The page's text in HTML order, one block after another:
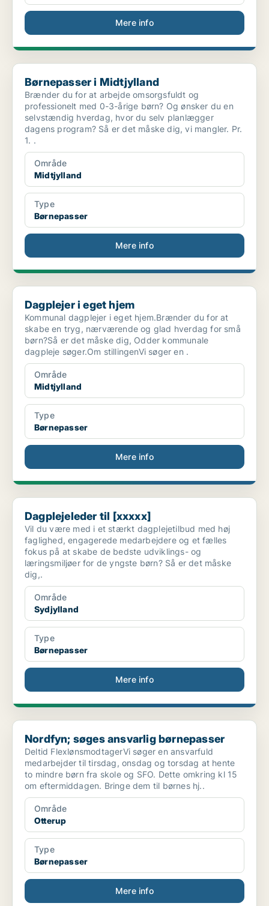
Mere info
Børnepasser i Midtjylland
Børnepasser i Midtjylland
Brænder du for at arbejde omsorgsfuldt og
professionelt med 0-3-årige børn? Og ønsker du en
selvstændig hverdag, hvor du selv planlægger
dagens program? Så er det måske dig, vi mangler. Pr.
1. .
Område
Midtjylland
Type
Børnepasser
Mere info
Dagplejer i eget hjem
Dagplejer i eget hjem
Kommunal dagplejer i eget hjem.Brænder du for at
skabe en tryg, nærværende og glad hverdag for små
børn?Så er det måske dig, Odder kommunale
dagpleje søger.Om stillingenVi søger en .
Område
Midtjylland
Type
Børnepasser
Mere info
Dagplejeleder til [xxxxx]
Dagplejeleder til [xxxxx]
Vil du være med i et stærkt dagplejetilbud med høj
faglighed, engagerede medarbejdere og et fælles
fokus på at skabe de bedste udviklings- og
læringsmiljøer for de yngste børn? Så er det måske
dig,.
Område
Sydjylland
Type
Børnepasser
Mere info
Nordfyn; søges ansvarlig børnepasser
Nordfyn; søges ansvarlig børnepasser
Deltid FlexlønsmodtagerVi søger en ansvarfuld
medarbejder til tirsdag, onsdag og torsdag at hente
to mindre børn fra skole og SFO. Dette omkring kl 15
om eftermiddagen. Bringe dem til børnes hj..
Område
Otterup
Type
Børnepasser
Mere info